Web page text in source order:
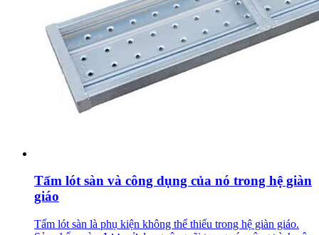
Tấm lót sàn và công dụng của nó trong hệ giàn
giáo
Tấm lót sàn là phụ kiện không thể thiếu trong hệ giàn giáo.